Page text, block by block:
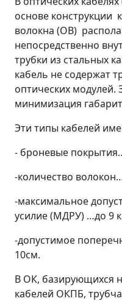
основе конструкции
волокна (ОВ)
непосредственно
трубки из стальных
кабель не содержат
оптических модулей.
минимизация
Эти типы кабелей
- броневые
-количество
-максимальное
усилие (МДРУ) …до 9
-допустимое
10см.
В ОК, базирующихся
кабелей ОКПБ,